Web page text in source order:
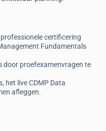
certificering
Fundamentals
door proefexamenvragen te
het live CDMP Data
afleggen.